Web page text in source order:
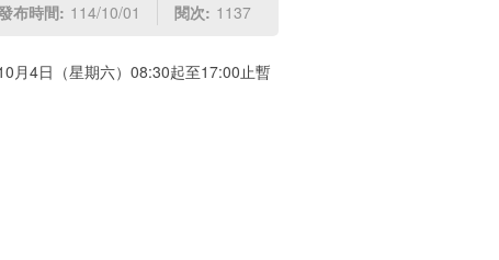
布時間: 114/10/01 閱次: 1137
月4日（星期六）08:30起至17:00止暫